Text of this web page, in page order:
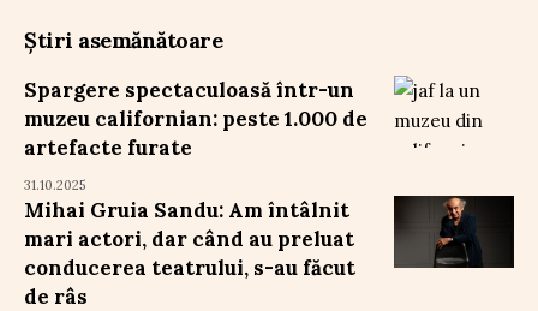
Știri asemănătoare
Spargere spectaculoasă într-un
muzeu californian: peste 1.000 de
artefacte furate
31.10.2025
Mihai Gruia Sandu: Am întâlnit
mari actori, dar când au preluat
conducerea teatrului, s-au făcut
de râs